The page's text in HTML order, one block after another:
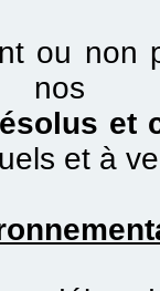
ou non
et
et à